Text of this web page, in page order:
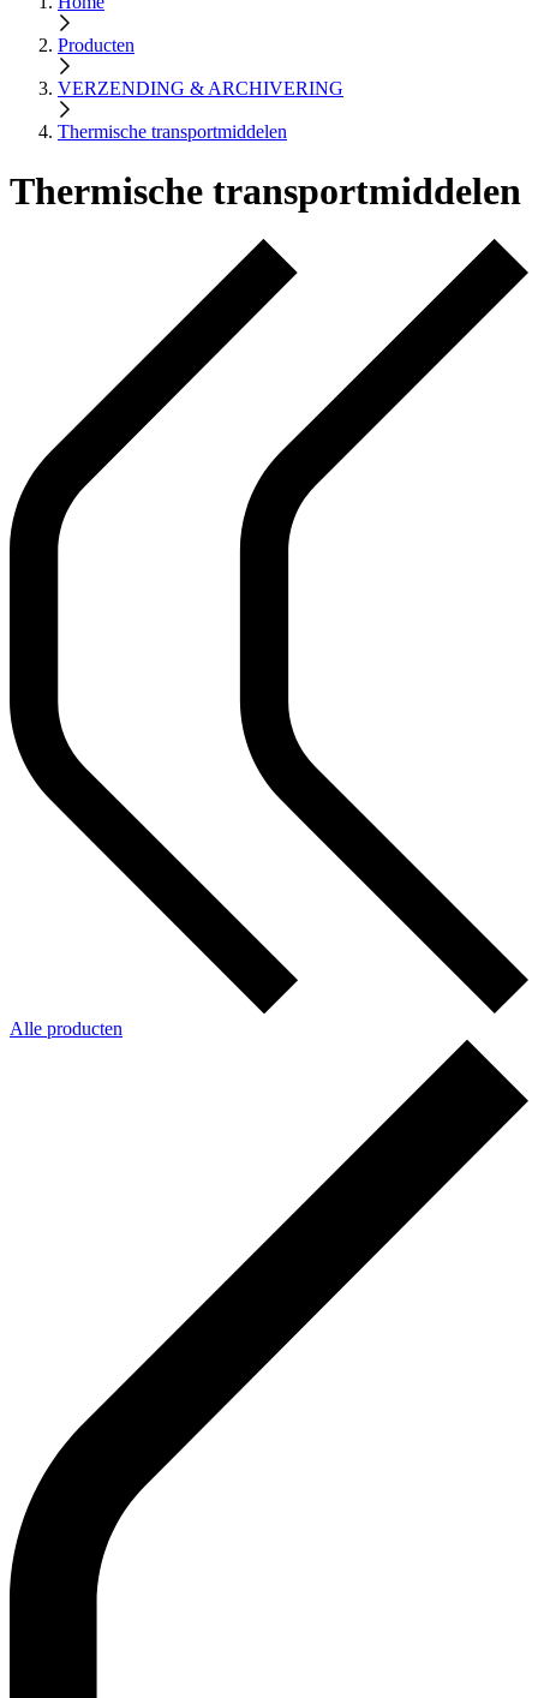
Producten
VERZENDING & ARCHIVERING
Thermische transportmiddelen
Thermische transportmiddelen
Alle producten